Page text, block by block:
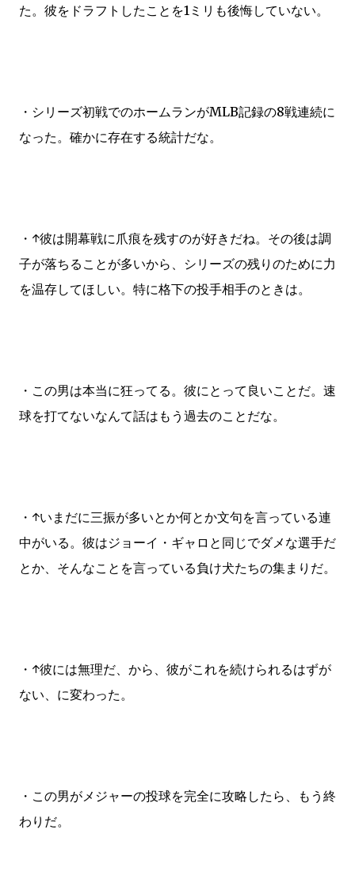
た。彼をドラフトしたことを1ミリも後悔していない。
・シリーズ初戦でのホームランがMLB記録の8戦連続に
なった。確かに存在する統計だな。
・↑彼は開幕戦に爪痕を残すのが好きだね。その後は調
子が落ちることが多いから、シリーズの残りのために力
を温存してほしい。特に格下の投手相手のときは。
・この男は本当に狂ってる。彼にとって良いことだ。速
球を打てないなんて話はもう過去のことだな。
・↑いまだに三振が多いとか何とか文句を言っている連
中がいる。彼はジョーイ・ギャロと同じでダメな選手だ
とか、そんなことを言っている負け犬たちの集まりだ。
・↑彼には無理だ、から、彼がこれを続けられるはずが
ない、に変わった。
・この男がメジャーの投球を完全に攻略したら、もう終
わりだ。